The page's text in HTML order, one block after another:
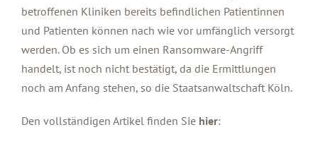
betroffenen Kliniken bereits befindlichen Patientinnen
und Patienten können nach wie vor umfänglich versorgt
werden. Ob es sich um einen Ransomware-Angriff
handelt, ist noch nicht bestätigt, da die Ermittlungen
noch am Anfang stehen, so die Staatsanwaltschaft Köln.
Den vollständigen Artikel finden Sie hier: